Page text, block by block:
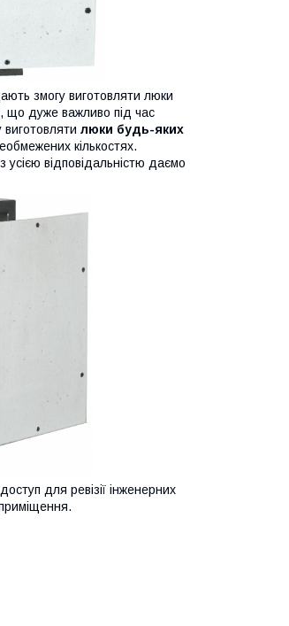
змогу виготовляти люки
, що дуже важливо під час
люки будь-яких
кількостях.
усією відповідальністю даємо
для ревізії інженерних